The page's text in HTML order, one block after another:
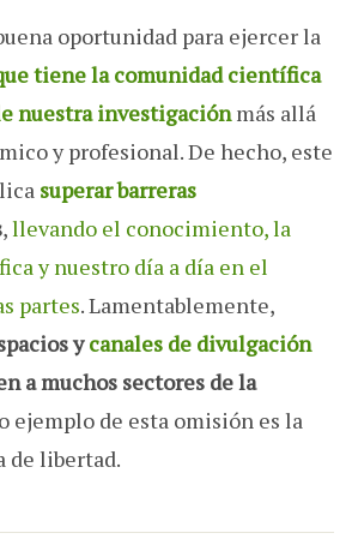
oportunidad para ejercer la
tiene la comunidad científica
nuestra investigación más allá
y profesional. De hecho, este
superar barreras
,llevando el conocimiento, la
y nuestro día a día en el
partes. Lamentablemente,
ycanales de divulgación
a muchos sectores de la
ejemplo de esta omisión es la
de libertad.